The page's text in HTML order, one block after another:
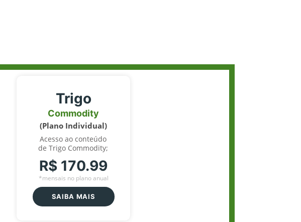
Trigo
Commodity
(Plano Individual)
Acesso ao conteúdo
de Trigo Commodity;
R$ 170.99
*mensais no plano anual
SAIBA MAIS